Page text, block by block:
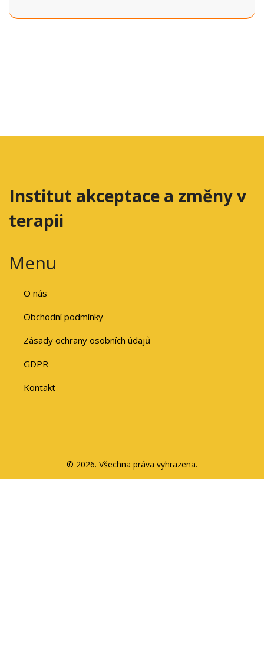
Institut akceptace a změny v
terapii
Menu
O nás
Obchodní podmínky
Zásady ochrany osobních údajů
GDPR
Kontakt
© 2026. Všechna práva vyhrazena.